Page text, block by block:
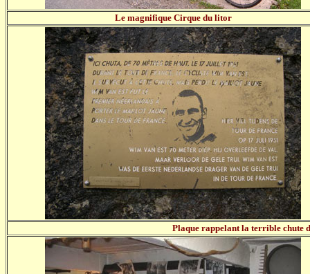
Le magnifique Cirque du litor
Plaque rappelant la terrible chute